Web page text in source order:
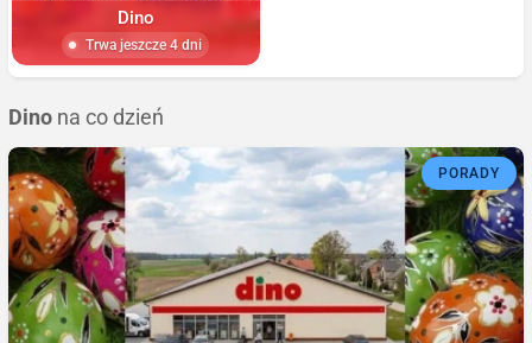
Dino
Trwa jeszcze 4 dni
Dino na co dzień
PORADY